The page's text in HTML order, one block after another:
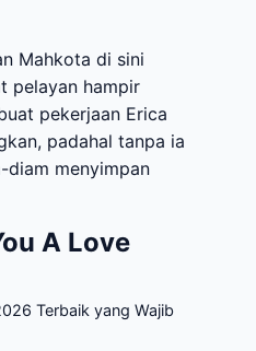
Mahkota di sini
pelayan hampir
pekerjaan Erica
padahal tanpa ia
diam menyimpan
A Love